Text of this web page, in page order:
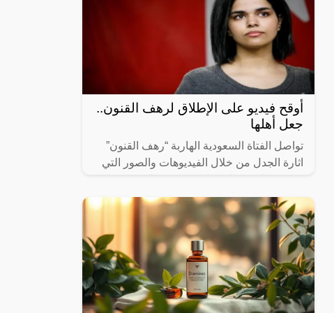
أوقح فيديو على الإطلاق لرهف القنون..
جعل أهلها
تواصل الفتاة السعودية الهاربة “رهف القنون”
اثارة الجدل من خلال الفيديوهات والصور التي
حساباتها الشخصية على مواقع التواصل